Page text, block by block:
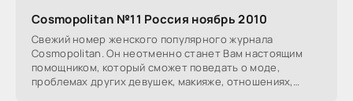
Cosmopolitan №11 Россия ноябрь 2010
Свежий номер женского популярного журнала
Cosmopolitan. Он неотменно станет Вам настоящим
помощником, который сможет поведать о моде,
проблемах других девушек, макияже, отношениях,